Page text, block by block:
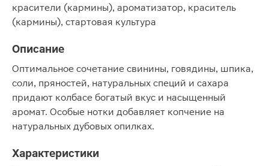
красители (кармины), ароматизатор, краситель
(кармины), стартовая культура
Описание
Оптимальное сочетание свинины, говядины, шпика,
соли, пряностей, натуральных специй и сахара
придают колбасе богатый вкус и насыщенный
аромат. Особые нотки добавляет копчение на
натуральных дубовых опилках.
Характеристики